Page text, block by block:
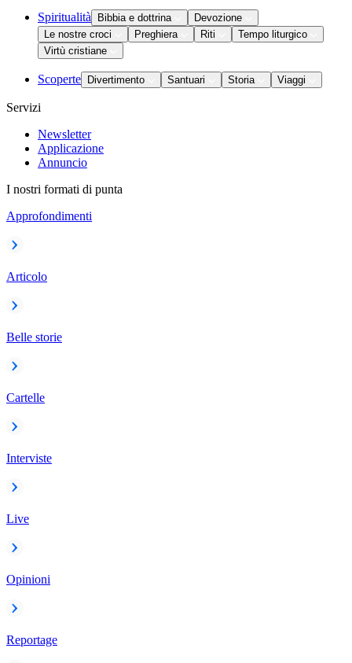
Spiritualità Bibbia e dottrina
Devozione
Le nostre croci
Preghiera Riti
Tempo liturgico
Virtù cristiane
Scoperte Divertimento Santuari Storia Viaggi
Servizi
Newsletter
Applicazione
Annuncio
I nostri formati di punta
Approfondimenti
Articolo
Belle storie
Cartelle
Interviste
Live
Opinioni
Reportage